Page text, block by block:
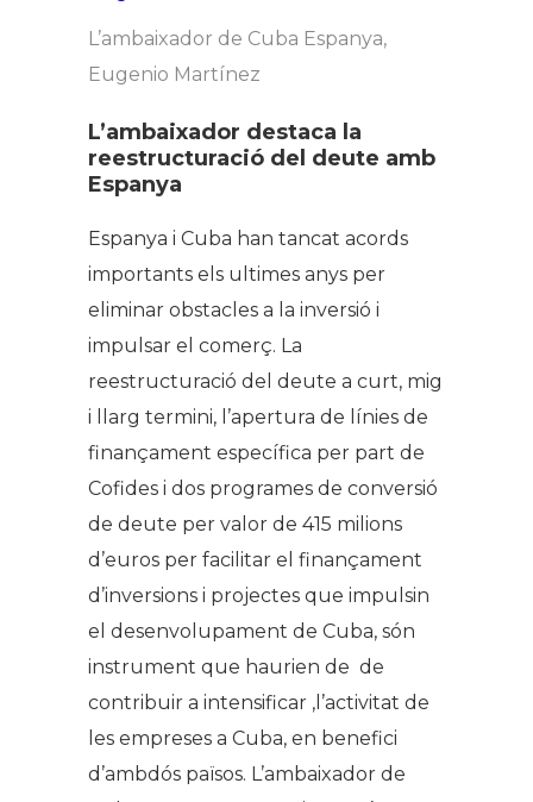
L’ambaixador de Cuba Espanya,
Eugenio Martínez
L’ambaixador destaca la
reestructuració del deute amb
Espanya
Espanya i Cuba han tancat acords
importants els ultimes anys per
eliminar obstacles a la inversió i
impulsar el comerç. La
reestructuració del deute a curt, mig
i llarg termini, l’apertura de línies de
finançament específica per part de
Cofides i dos programes de conversió
de deute per valor de 415 milions
d’euros per facilitar el finançament
d’inversions i projectes que impulsin
el desenvolupament de Cuba, són
instrument que haurien de de
contribuir a intensificar ,l’activitat de
les empreses a Cuba, en benefici
d’ambdós països. L’ambaixador de